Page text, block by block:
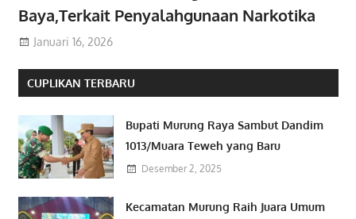
Baya,Terkait Penyalahgunaan Narkotika
Januari 16, 2026
CUPLIKAN TERBARU
Bupati Murung Raya Sambut Dandim
1013/Muara Teweh yang Baru
Desember 2, 2025
Kecamatan Murung Raih Juara Umum